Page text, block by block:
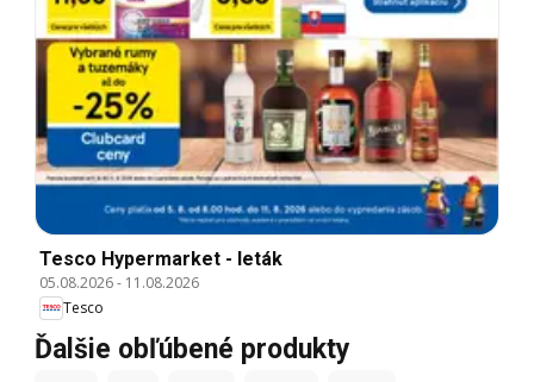
Tesco Hypermarket - leták
05.08.2026- 11.08.2026
Tesco
Ďalšie obľúbené produkty